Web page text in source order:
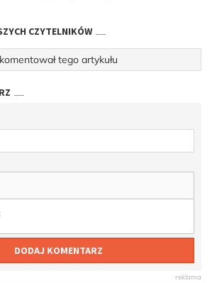
CZYTELNIKÓW
tego artykułu
DODAJ KOMENTARZ